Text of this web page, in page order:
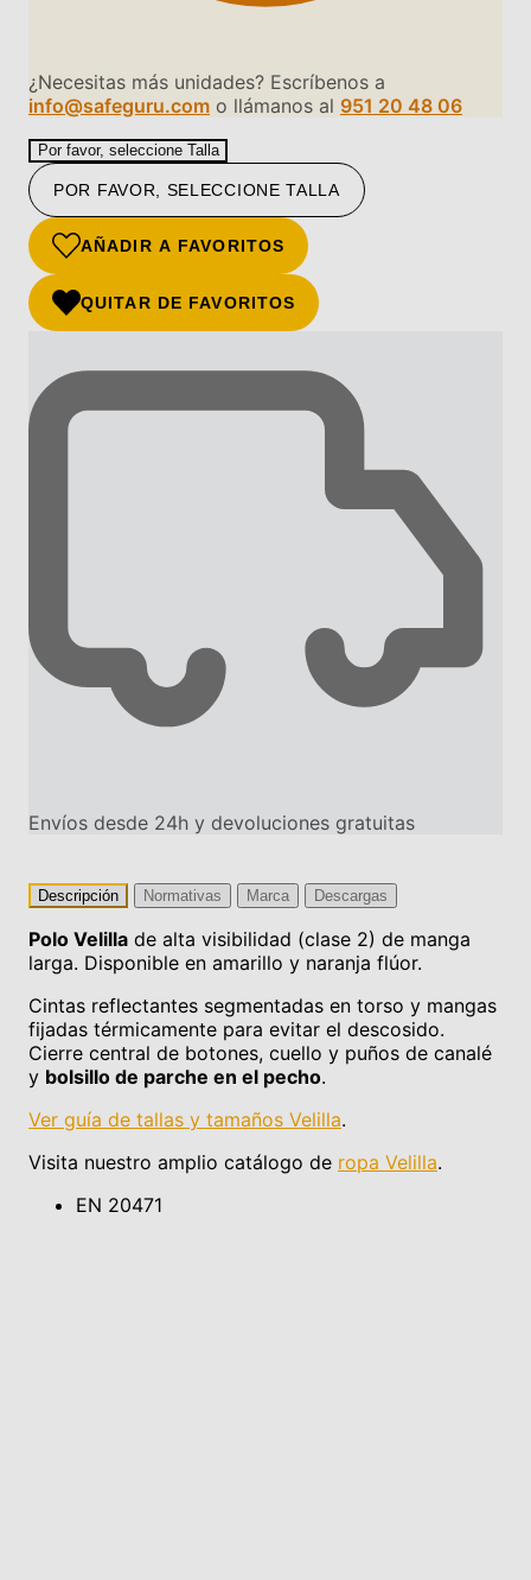
¿Necesitas más unidades? Escríbenos a
info@safeguru.com o llámanos al 951 20 48 06
Por favor, seleccione Talla
POR FAVOR, SELECCIONE TALLA
AÑADIR A FAVORITOS
QUITAR DE FAVORITOS
Envíos desde 24h y devoluciones gratuitas
Descripción Normativas Marca Descargas
Polo Velilla de alta visibilidad (clase 2) de manga
larga. Disponible en amarillo y naranja flúor.
Cintas reflectantes segmentadas en torso y mangas
fijadas térmicamente para evitar el descosido.
Cierre central de botones, cuello y puños de canalé
y bolsillo de parche en el pecho.
Ver guía de tallas y tamaños Velilla.
Visita nuestro amplio catálogo de ropa Velilla.
EN 20471